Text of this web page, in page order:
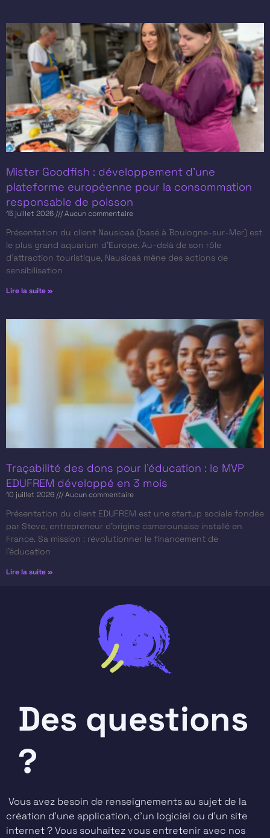
Mister Goodfish : développement d’une
plateforme européenne pour la consommation
responsable de poisson
15 juillet 2026 Aucun commentaire
Présentation du client​ Nausicaá (basé à Boulogne-sur-Mer) est
le plus grand aquarium d’Europe. Au-delà de son rôle
d’attraction touristique, Nausicaá mène des actions de
sensibilisation
Lire la suite »
Traçabilité des dons pour l’éducation : le MVP
EDUFREM développé en 3 mois
10 juillet 2026 Aucun commentaire
Présentation du client​ EDUFREM est une startup sociale fondée
par Steve, entrepreneur d’origine camerounaise installé en
France. Sa mission : révolutionner le financement de
l’éducation
Lire la suite »
Des questions
?
Vous avez besoin de renseignements au sujet de la
création d’une application, d’un logiciel ou d’un site
internet ? Vous souhaitez vous entretenir avec nos